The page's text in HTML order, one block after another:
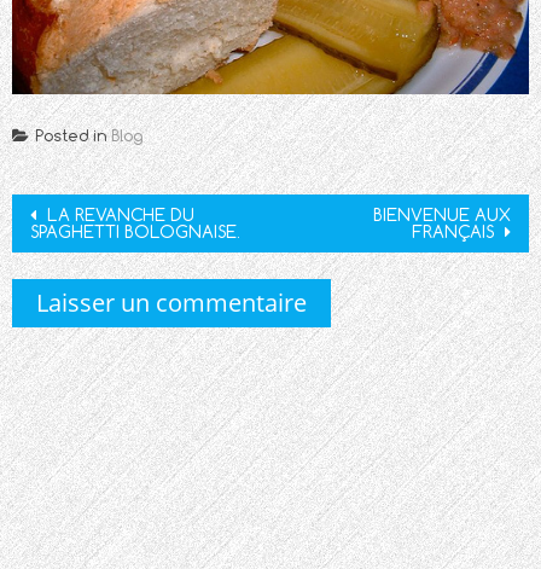
Posted inBlog
Post
navigation
LA REVANCHE DU
SPAGHETTI BOLOGNAISE.
BIENVENUE AUX
FRANÇAIS
Laisser un commentaire